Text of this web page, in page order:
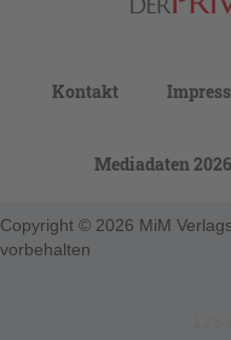
Kontakt
Mediadaten 2026
Copyright © 2026 MiM
vorbehalten